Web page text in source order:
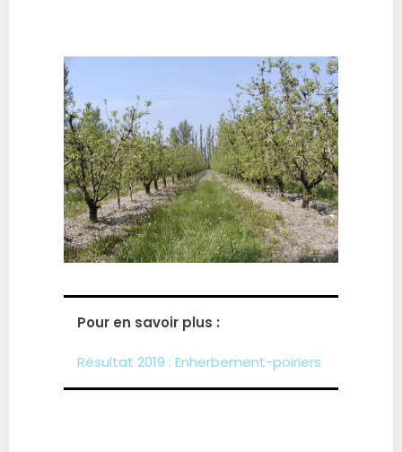
Pour en savoir plus :
Résultat 2019 : Enherbement-poiriers